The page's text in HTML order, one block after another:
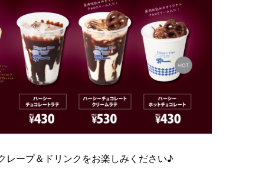
レープ＆ドリンクをお楽しみください♪